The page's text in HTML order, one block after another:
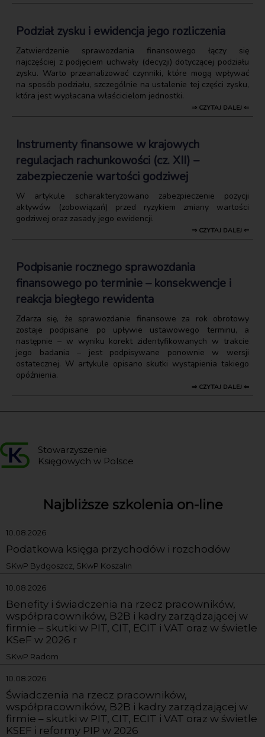
Podział zysku i ewidencja jego rozliczenia
Zatwierdzenie sprawozdania finansowego łączy się
najczęściej z podjęciem uchwały (decyzji) dotyczącej podziału
zysku. Warto przeanalizować czynniki, które mogą wpływać
na sposób podziału, szczególnie na ustalenie tej części zysku,
która jest wypłacana właścicielom jednostki.
⇒ CZYTAJ DALEJ ⇐
Instrumenty finansowe w krajowych
regulacjach rachunkowości (cz. XII) –
zabezpieczenie wartości godziwej
W artykule scharakteryzowano zabezpieczenie pozycji
aktywów (zobowiązań) przed ryzykiem zmiany wartości
godziwej oraz zasady jego ewidencji.
⇒ CZYTAJ DALEJ ⇐
Podpisanie rocznego sprawozdania
finansowego po terminie – konsekwencje i
reakcja biegłego rewidenta
Zdarza się, że sprawozdanie finansowe za rok obrotowy
zostaje podpisane po upływie ustawowego terminu, a
następnie – w wyniku korekt zidentyfikowanych w trakcie
jego badania – jest podpisywane ponownie w wersji
ostatecznej. W artykule opisano skutki wystąpienia takiego
opóźnienia.
⇒ CZYTAJ DALEJ ⇐
Stowarzyszenie
Księgowych w Polsce
Najbliższe szkolenia on-line
10.08.2026
Podatkowa księga przychodów i rozchodów
SKwP Bydgoszcz, SKwP Koszalin
10.08.2026
Benefity i świadczenia na rzecz pracowników,
współpracowników, B2B i kadry zarządzającej w
firmie – skutki w PIT, CIT, ECIT i VAT oraz w świetle
KSeF w 2026 r
SKwP Radom
10.08.2026
Świadczenia na rzecz pracowników,
współpracowników, B2B i kadry zarządzającej w
firmie – skutki w PIT, CIT, ECIT i VAT oraz w świetle
KSEF i reformy PIP w 2026